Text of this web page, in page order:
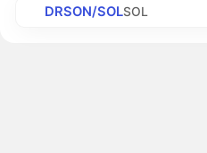
DRSON/SOLSOL